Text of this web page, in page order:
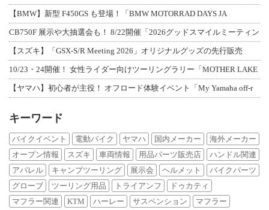
【BMW】新型 F450GS も登場！「BMW MOTORRAD DAYS JA
CB750F 展示や大抽選会も！ 8/22開催「2026グッドスマイルミーティン
【スズキ】「GSX-S/R Meeting 2026」オリジナルグッズの先行販売
10/23・24開催！ 女性ライダー向けツーリングラリー「MOTHER LAKE
【ヤマハ】初心者が主役！ オフロード体験イベント「My Yamaha off-r
キーワード
バイクイベント 電動バイク ヤマハ 国内メーカー
海外メーカー
オープン情報
スズキ 車両情報 用品パーツ販売店
ハンドル関連
アパレル
キャンプツーリング 展示会 ヘルメット
バイクパーツ
グローブ
ツーリング用品 トライアンフ
ドゥカティ
マフラー関連
KTM ハーレー サスペンション マフラー